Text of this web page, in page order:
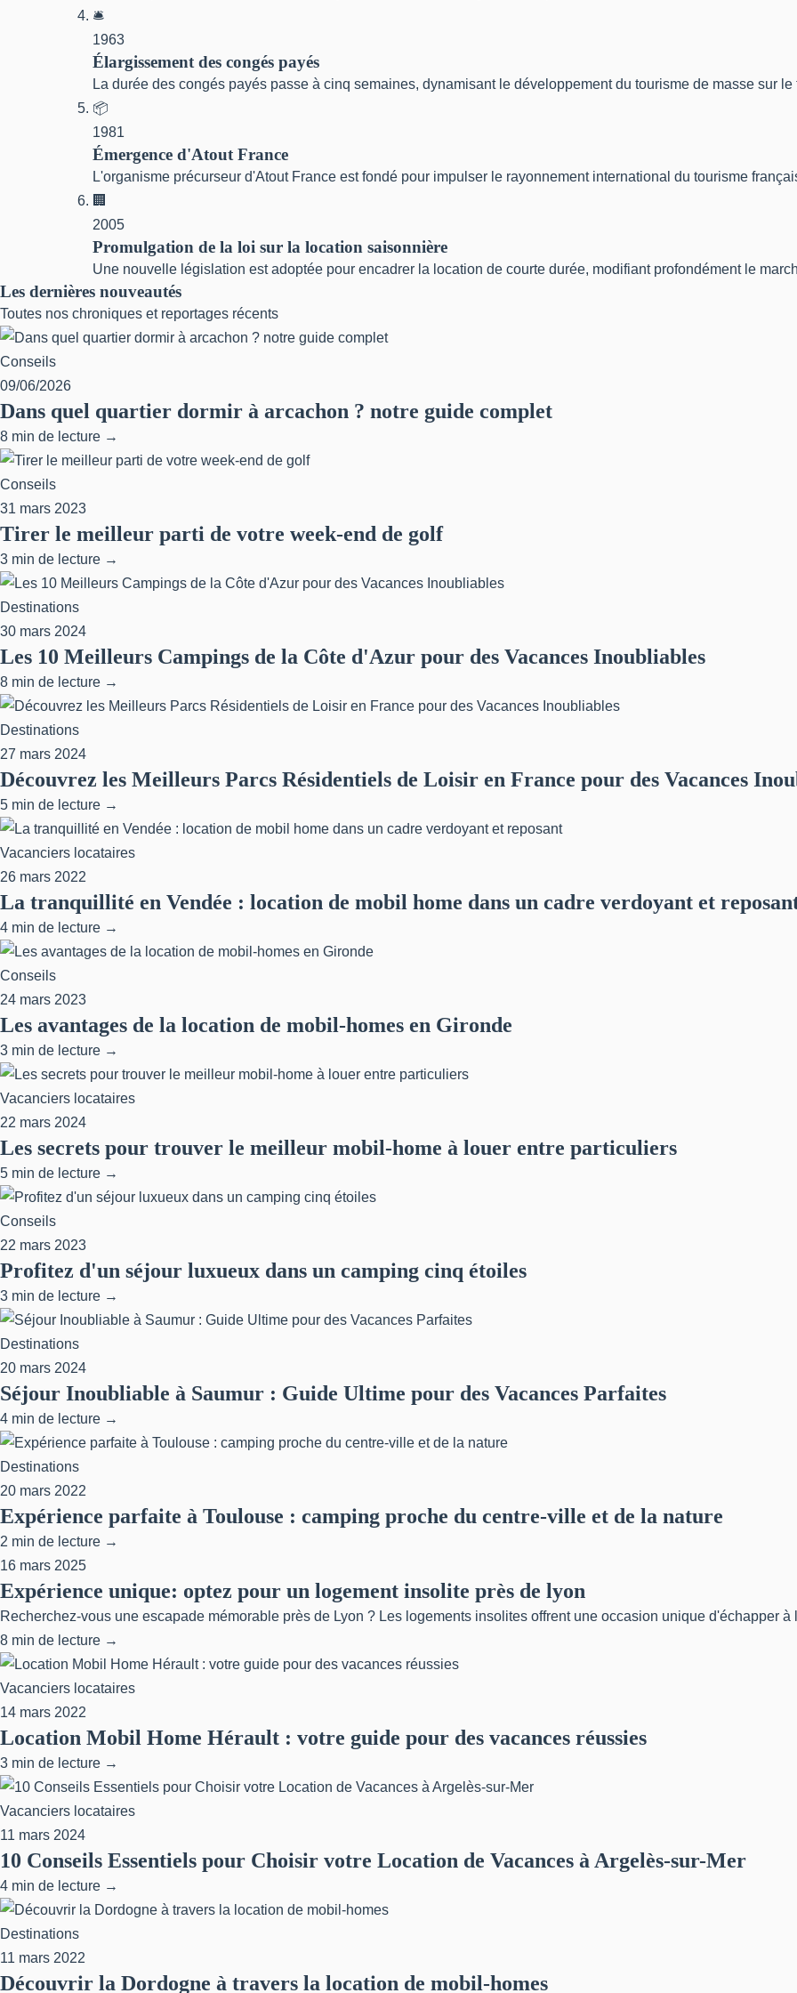
🛎
1963
Élargissement des congés payés
La durée des congés payés passe à cinq semaines, dynamisant le développement du tourisme de masse sur
📦
1981
Émergence d'Atout France
L'organisme précurseur d'Atout France est fondé pour impulser le rayonnement international du tourisme
🏢
2005
Promulgation de la loi sur la location saisonnière
Une nouvelle législation est adoptée pour encadrer la location de courte durée, modifiant profondément le
Les dernières nouveautés
Toutes nos chroniques et reportages récents
Conseils
09/06/2026
Dans quel quartier dormir à arcachon ? notre guide complet
8 min de lecture →
Conseils
31 mars 2023
Tirer le meilleur parti de votre week-end de golf
3 min de lecture →
Destinations
30 mars 2024
Les 10 Meilleurs Campings de la Côte d'Azur pour des Vacances Inoubliables
8 min de lecture →
Destinations
27 mars 2024
Découvrez les Meilleurs Parcs Résidentiels de Loisir en France pour des Vacances
5 min de lecture →
Vacanciers locataires
26 mars 2022
La tranquillité en Vendée : location de mobil home dans un cadre verdoyant et
4 min de lecture →
Conseils
24 mars 2023
Les avantages de la location de mobil-homes en Gironde
3 min de lecture →
Vacanciers locataires
22 mars 2024
Les secrets pour trouver le meilleur mobil-home à louer entre particuliers
5 min de lecture →
Conseils
22 mars 2023
Profitez d'un séjour luxueux dans un camping cinq étoiles
3 min de lecture →
Destinations
20 mars 2024
Séjour Inoubliable à Saumur : Guide Ultime pour des Vacances Parfaites
4 min de lecture →
Destinations
20 mars 2022
Expérience parfaite à Toulouse : camping proche du centre-ville et de la nature
2 min de lecture →
16 mars 2025
Expérience unique: optez pour un logement insolite près de lyon
Recherchez-vous une escapade mémorable près de Lyon ? Les logements insolites offrent une occasion unique d'échapper
8 min de lecture →
Vacanciers locataires
14 mars 2022
Location Mobil Home Hérault : votre guide pour des vacances réussies
3 min de lecture →
Vacanciers locataires
11 mars 2024
10 Conseils Essentiels pour Choisir votre Location de Vacances à Argelès-sur-Mer
4 min de lecture →
Destinations
11 mars 2022
Découvrir la Dordogne à travers la location de mobil-homes